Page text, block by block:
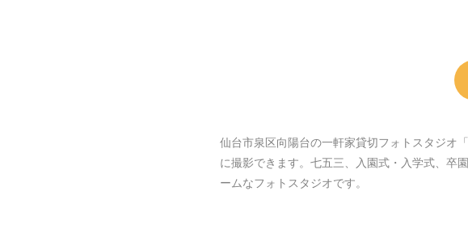
仙台市泉区向陽台の一軒家貸切フォトスタジオ
に撮影できます。七五三、入園式・入学式、卒
ームなフォトスタジオです。